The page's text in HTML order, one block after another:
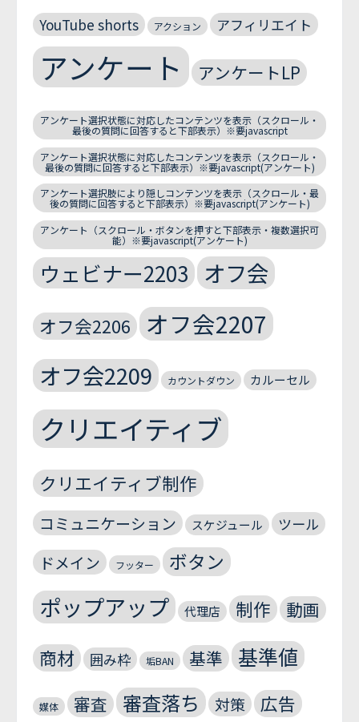
YouTube shorts
アクション アフィリエイト
アンケート アンケートLP
アンケート選択状態に対応したコンテンツを表示（スクロール・
最後の質問に回答すると下部表示）※要javascript
アンケート選択状態に対応したコンテンツを表示（スクロール・
最後の質問に回答すると下部表示）※要javascript(アンケート)
アンケート選択肢により隠しコンテンツを表示（スクロール・最
後の質問に回答すると下部表示）※要javascript(アンケート)
アンケート（スクロール・ボタンを押すと下部表示・複数選択可
能）※要javascript(アンケート)
ウェビナー2203 オフ会
オフ会2206 オフ会2207
オフ会2209 カウントダウン カルーセル
クリエイティブ
クリエイティブ制作
コミュニケーション スケジュール ツール
ドメイン フッター ボタン
ポップアップ 代理店 制作 動画
商材 囲み枠 垢BAN 基準 基準値
媒体 審査 審査落ち 対策 広告